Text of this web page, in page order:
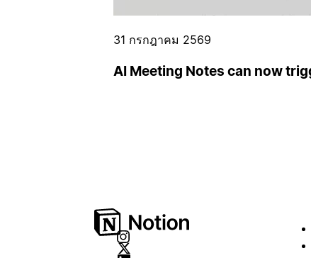
31 กรกฎาคม 2569
AI Meeting Notes can now